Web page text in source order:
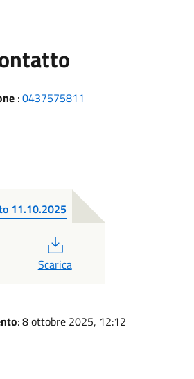
:0437575811
11.10.2025
Scarica
: 8 ottobre 2025, 12:12